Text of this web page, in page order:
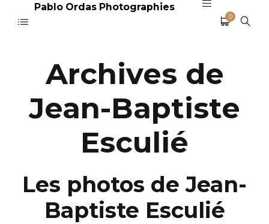
Pablo Ordas Photographies
0
Archives de
Jean-Baptiste
Esculié
Les photos de Jean-
Baptiste Esculié